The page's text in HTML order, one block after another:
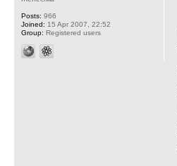
Posts: 966
Joined: 15 Apr 2007, 22:52
Group: Registered users